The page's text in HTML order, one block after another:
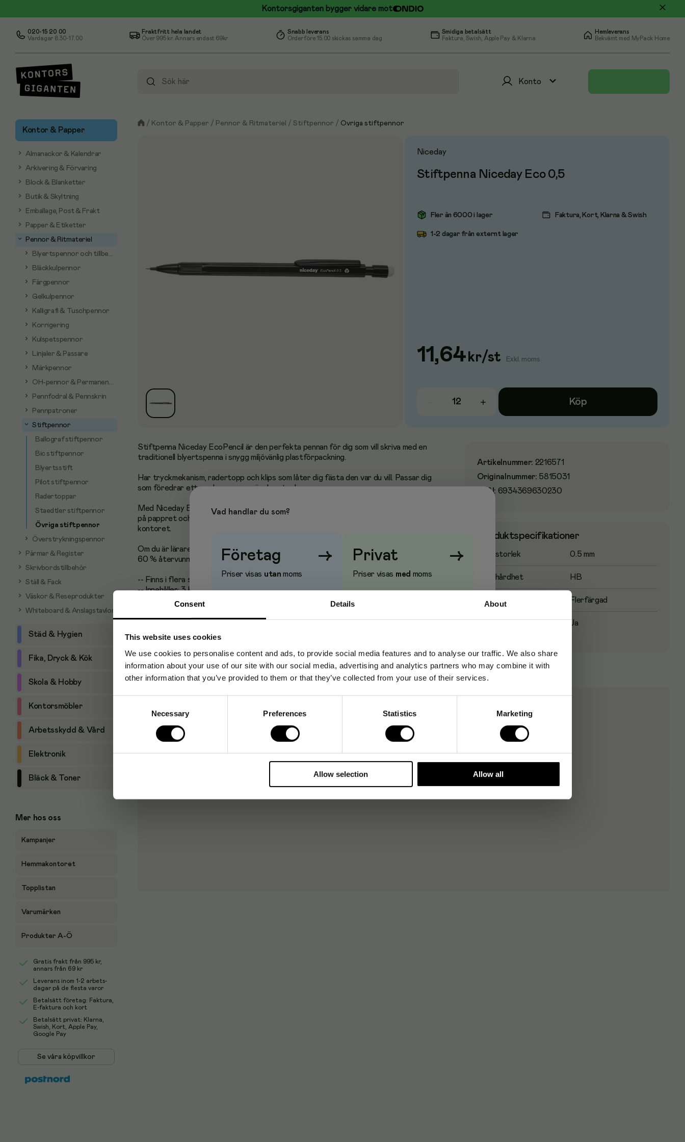
Consent Details About
This website uses cookies
We use cookies to personalise content and ads, to provide social media features and to analyse our traffic. We also share
information about your use of our site with our social media, advertising and analytics partners who may combine it with
other information that you’ve provided to them or that they’ve collected from your use of their services.
Necessary Preferences Statistics Marketing
Allow selection Allow all
Kontorsgiganten bygger vidare mot
020-15 20 00
Vardagar 8.30-17.00
Fraktfritt hela landet
Över 995 kr. Annars endast 69kr
Snabb leverans
Order före 15.00 skickas samma dag
Smidiga betalsätt
Faktura, Swish, Apple Pay & Klarna
Hemleverans
Bekvämt med MyPack Home
Konto
Kontor & Papper
Almanackor & Kalendrar
Arkivering & Förvaring
Block & Blanketter
Butik & Skyltning
Emballage, Post & Frakt
Papper & Etiketter
Pennor & Ritmateriel
Blyertspennor och tillbehör
Bläckkulpennor
Färgpennor
Gelkulpennor
Kalligrafi & Tuschpennor
Korrigering
Kulspetspennor
Linjaler & Passare
Märkpennor
OH-pennor & Permanentpennor
Pennfodral & Pennskrin
Pennpatroner
Stiftpennor
Ballograf stiftpennor
Bic stiftpennor
Blyertsstift
Pilot stiftpennor
Radertoppar
Staedtler stiftpennor
Övriga stiftpennor
Överstrykningspennor
Pärmar & Register
Skrivbordstillbehör
Ställ & Fack
Väskor & Reseprodukter
Whiteboard & Anslagstavlor
Städ & Hygien
Fika, Dryck & Kök
Skola & Hobby
Kontorsmöbler
Arbetsskydd & Vård
Elektronik
Bläck & Toner
Mer hos oss
Kampanjer
Hemmakontoret
Topplistan
Varumärken
Produkter A-Ö
Gratis frakt från 995 kr,
annars från 69 kr
Leverans inom 1-2 arbets-
dagar på de flesta varor
Betalsätt företag: Faktura,
E-faktura och kort
Betalsätt privat: Klarna,
Swish, Kort, Apple Pay,
Google Pay
Se våra köpvillkor
/ Kontor & Papper / Pennor & Ritmateriel / Stiftpennor / Övriga stiftpennor
Niceday
Stiftpenna Niceday Eco 0,5
Fler än 6000 i lager
1-2 dagar från externt lager
Faktura, Kort, Klarna & Swish
11,64 kr/st Exkl. moms
Köp
Stiftpenna Niceday EcoPencil är den perfekta pennan för dig som vill skriva med en
traditionell blyertspenna i snygg miljövänlig plastförpackning.
Har tryckmekanism, radertopp och klips som låter dig fästa den var du vill. Passar dig
som föredrar ett smalare grepp när du antecknar.
Med Niceday EcoPencil kan du och dina kollegor låta kreativiteten och orden flöda ut
på pappret och skriva bättre jobbtexter eller bara små listor på vad ni behöver handla till
kontoret.
Om du är lärare är det här ett bra alternativ att ha i klassrummet. Pennan är tillverkad av
60 % återvunnet material. Välj den stiftstorlek du trivs bäst med, 0,5 eller 0,7.
-- Finns i flera stiftsbredder
-- Innehåller: 3 blyertsstift
-- Förpackningen delas ej
Artikelnummer: 2216571
Originalnummer: 5815031
EAN: 6934369630230
Produktspecifikationer
Stiftstorlek 0.5 mm
Stifthårdhet HB
Pennfärg Flerfärgad
Ja
Vad handlar du som?
Företag →
Priser visas utan moms
Privat →
Priser visas med moms